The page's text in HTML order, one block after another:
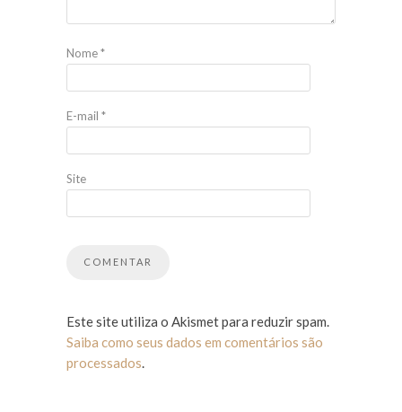
Nome*
E-mail *
Site
Este site utiliza o Akismet para reduzir spam.
Saiba como seus dados em comentários são
processados.